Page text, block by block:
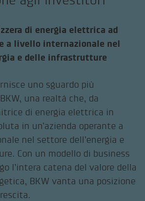
di energia elettrica ad
a livello internazionale nel
e delle infrastrutture
uno sguardo più
una realtà che, da
di energia elettrica in
in un’azienda operante a
nel settore dell’energia e
Con un modello di business
l’intera catena del valore della
BKW vanta una posizione